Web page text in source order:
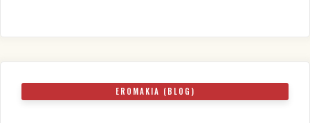
EROMAKIA (BLOG)